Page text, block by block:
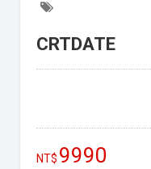
CRTDATE
9990